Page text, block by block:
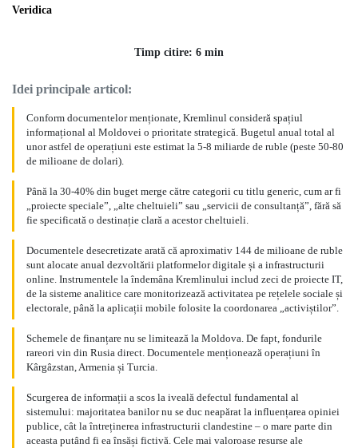
Veridica
Timp citire: 6 min
Idei principale articol:
Conform documentelor menționate, Kremlinul consideră spațiul
informațional al Moldovei o prioritate strategică. Bugetul anual total al
unor astfel de operațiuni este estimat la 5-8 miliarde de ruble (peste 50-80
de milioane de dolari).
Până la 30-40% din buget merge către categorii cu titlu generic, cum ar fi
„proiecte speciale”, „alte cheltuieli” sau „servicii de consultanță”, fără să
fie specificată o destinație clară a acestor cheltuieli.
Documentele desecretizate arată că aproximativ 144 de milioane de ruble
sunt alocate anual dezvoltării platformelor digitale și a infrastructurii
online. Instrumentele la îndemâna Kremlinului includ zeci de proiecte IT,
de la sisteme analitice care monitorizează activitatea pe rețelele sociale și
electorale, până la aplicații mobile folosite la coordonarea „activiștilor”.
Schemele de finanțare nu se limitează la Moldova. De fapt, fondurile
rareori vin din Rusia direct. Documentele menționează operațiuni în
Kârgâzstan, Armenia și Turcia.
Scurgerea de informații a scos la iveală defectul fundamental al
sistemului: majoritatea banilor nu se duc neapărat la influențarea opiniei
publice, cât la întreținerea infrastructurii clandestine – o mare parte din
aceasta putând fi ea însăși fictivă. Cele mai valoroase resurse ale